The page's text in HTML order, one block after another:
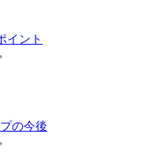
イント
の今後